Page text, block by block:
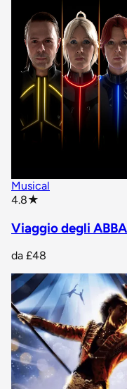
Musical
4.8★
Viaggio degli ABBA
da £48